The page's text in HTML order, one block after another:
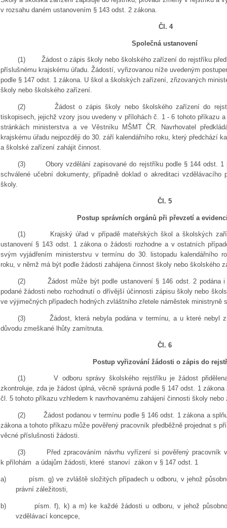
v rozsahu daném ustanovením § 143 odst. 2 zákona.
Čl. 4
Společná ustanovení
(1)
Žádost o zápis školy nebo školského zařízení do rejstříku
příslušnému krajskému úřadu. Žádostí, vyřizovanou níže uvedeným
podle § 147 odst. 1 zákona. U škol a školských zařízení, zřizovaných
školy nebo školského zařízení.
(2)
Žádost o zápis školy nebo školského zařízení do
tiskopisech, jejichž vzory jsou uvedeny v přílohách č. 1 - 6 tohoto příkazu
stránkách ministerstva a ve Věstníku MŠMT ČR. Navrhovatel
krajskému úřadu nejpozději do 30. září kalendářního roku, který předchází
a školské zařízení zahájit činnost.
(3)
Obory vzdělání zapisované do rejstříku podle § 144 odst.
schválené učební dokumenty, případně doklad o akreditaci vzdělávacího
školy.
Čl. 5
Postup správních orgánů při převzetí a
(1)
Krajský úřad v případě mateřských škol a školských
ustanovení § 143 odst. 1 zákona o žádosti rozhodne a v ostatních
svým vyjádřením ministerstvu v termínu do 30. listopadu kalendářního
roku, v němž má být podle žádosti zahájena činnost školy nebo školského
(2)
Žádost může být podle ustanovení § 146 odst. 2 podána
podané žádosti nebo rozhodnutí o dřívější účinnosti zápisu školy nebo
ve výjimečných případech hodných zvláštního zřetele náměstek ministryně
(3)
Žádost, která nebyla podána v termínu, a u které nebyl
důvodu zmeškané lhůty zamítnuta.
Čl. 6
Postup vyřizování žádosti o zápis do
(1)
V odboru správy školského rejstříku je žádost
zkontroluje, zda je žádost úplná, věcně správná podle § 147 odst. 1
čl. 5 tohoto příkazu vzhledem k navrhovanému zahájení činnosti školy
(2)
Žádost podanou v termínu podle § 146 odst. 1 zákona a
zákona a tohoto příkazu může pověřený pracovník předběžně projednat s
věcné příslušnosti žádosti.
(3)
Před zpracováním návrhu vyřízení si pověřený pracovník
k přílohám a údajům žádosti, které stanoví zákon v § 147 odst. 1
a)
písm. g) ve zvláště složitých případech u odboru, v jehož
právní záležitosti,
b)
písm. f), k) a m) ke každé žádosti u odboru, v jehož
vzdělávací koncepce,